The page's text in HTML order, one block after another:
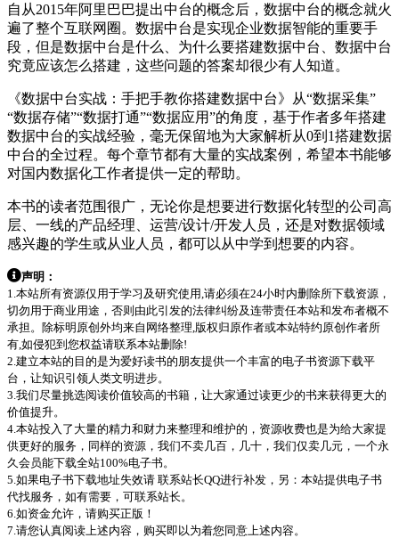
自从2015年阿里巴巴提出中台的概念后，数据中台的概念就火
遍了整个互联网圈。数据中台是实现企业数据智能的重要手
段，但是数据中台是什么、为什么要搭建数据中台、数据中台
究竟应该怎么搭建，这些问题的答案却很少有人知道。
《数据中台实战：手把手教你搭建数据中台》从“数据采集”
“数据存储”“数据打通”“数据应用”的角度，基于作者多年搭建
数据中台的实战经验，毫无保留地为大家解析从0到1搭建数据
中台的全过程。每个章节都有大量的实战案例，希望本书能够
对国内数据化工作者提供一定的帮助。
本书的读者范围很广，无论你是想要进行数据化转型的公司高
层、一线的产品经理、运营/设计/开发人员，还是对数据领域
感兴趣的学生或从业人员，都可以从中学到想要的内容。
声明：
1.本站所有资源仅用于学习及研究使用,请必须在24小时内删除所下载资源，
切勿用于商业用途，否则由此引发的法律纠纷及连带责任本站和发布者概不
承担。除标明原创外均来自网络整理,版权归原作者或本站特约原创作者所
有,如侵犯到您权益请联系本站删除!
2.建立本站的目的是为爱好读书的朋友提供一个丰富的电子书资源下载平
台，让知识引领人类文明进步。
3.我们尽量挑选阅读价值较高的书籍，让大家通过读更少的书来获得更大的
价值提升。
4.本站投入了大量的精力和财力来整理和维护的，资源收费也是为给大家提
供更好的服务，同样的资源，我们不卖几百，几十，我们仅卖几元，一个永
久会员能下载全站100%电子书。
5.如果电子书下载地址失效请 联系站长QQ进行补发，另：本站提供电子书
代找服务，如有需要，可联系站长。
6.如资金允许，请购买正版！
7.请您认真阅读上述内容，购买即以为着您同意上述内容。